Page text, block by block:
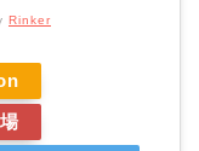
Rinker